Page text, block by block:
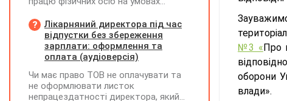
№3 «Про
оборони
влади».
на інших умовах, передбачених
законодавством, Додаток Д1/
Додаток ФІЗ-Д1 за відповідний
період не подається
Лікарняний директора під час
відпустки без збереження
зарплати: оформлення та
оплата (аудіоверсія)
Чи має право ТОВ не оплачувати та
не оформлювати листок
непрацездатності директора, який